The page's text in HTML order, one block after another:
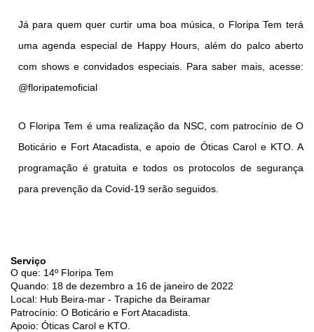
Já para quem quer curtir uma boa música, o Floripa Tem terá
uma agenda especial de Happy Hours, além do palco aberto
com shows e convidados especiais. Para saber mais, acesse:
@floripatemoficial
O Floripa Tem é uma realização da NSC, com patrocínio de O
Boticário e Fort Atacadista, e apoio de Óticas Carol e KTO. A
programação é gratuita e todos os protocolos de segurança
para prevenção da Covid-19 serão seguidos.
Serviço
O que: 14º Floripa Tem
Quando: 18 de dezembro a 16 de janeiro de 2022
Local: Hub Beira-mar - Trapiche da Beiramar
Patrocínio: O Boticário e Fort Atacadista.
Apoio: Óticas Carol e KTO.